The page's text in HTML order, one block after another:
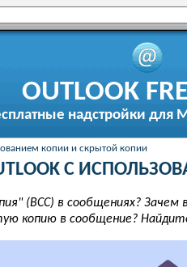
OUTLOOK
надстройки для
копии и скрытой копии
С
(ВСС) в сообщениях?
копию в сообщение?